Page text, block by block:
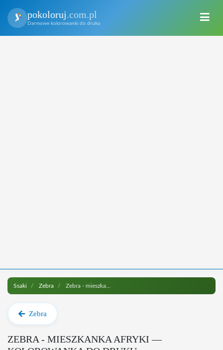
pokoloruj.com.pl
Darmowe kolorowanki do druku
Ssaki Zebra Zebra - mieszkanka Afryki do druku
Zebra
ZEBRA - MIESZKANKA AFRYKI —